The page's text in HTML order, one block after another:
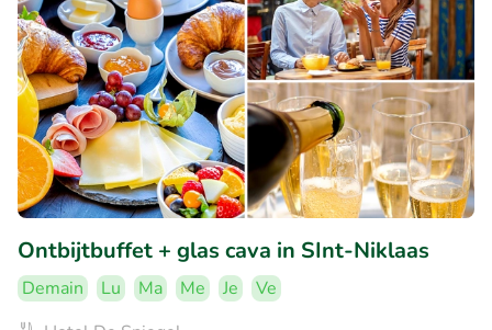
Ontbijtbuffet + glas cava in SInt-Niklaas
Demain Lu Ma Me Je
Ve